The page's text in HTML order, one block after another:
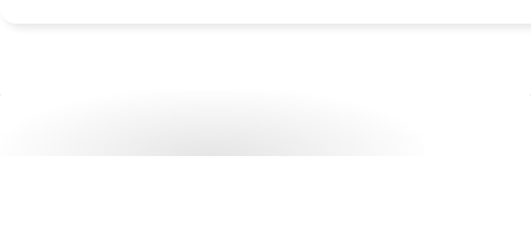
Chcete začít?